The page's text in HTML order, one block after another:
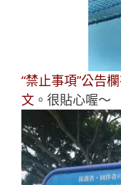
“禁止事項”公告
文 。很貼心喔～